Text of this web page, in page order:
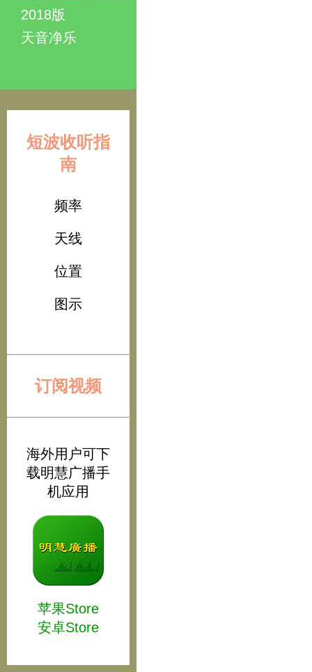
2018版
天音净乐
短波收听指
南
频率
天线
位置
图示
订阅视频
海外用户可下
载明慧广播手
机应用
苹果Store
安卓Store